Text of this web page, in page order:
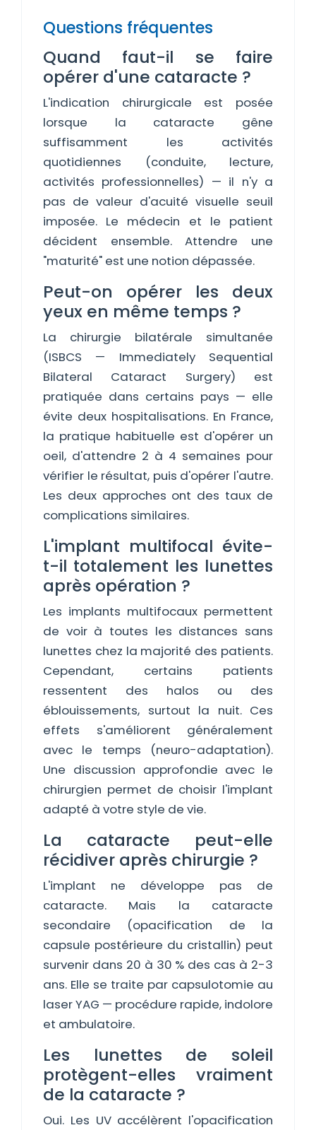
Questions fréquentes
Quand faut-il se faire
opérer d'une cataracte ?
L'indication chirurgicale est posée
lorsque la cataracte gêne
suffisamment les activités
quotidiennes (conduite, lecture,
activités professionnelles) — il n'y a
pas de valeur d'acuité visuelle seuil
imposée. Le médecin et le patient
décident ensemble. Attendre une
"maturité" est une notion dépassée.
Peut-on opérer les deux
yeux en même temps ?
La chirurgie bilatérale simultanée
(ISBCS — Immediately Sequential
Bilateral Cataract Surgery) est
pratiquée dans certains pays — elle
évite deux hospitalisations. En France,
la pratique habituelle est d'opérer un
oeil, d'attendre 2 à 4 semaines pour
vérifier le résultat, puis d'opérer l'autre.
Les deux approches ont des taux de
complications similaires.
L'implant multifocal évite-
t-il totalement les lunettes
après opération ?
Les implants multifocaux permettent
de voir à toutes les distances sans
lunettes chez la majorité des patients.
Cependant, certains patients
ressentent des halos ou des
éblouissements, surtout la nuit. Ces
effets s'améliorent généralement
avec le temps (neuro-adaptation).
Une discussion approfondie avec le
chirurgien permet de choisir l'implant
adapté à votre style de vie.
La cataracte peut-elle
récidiver après chirurgie ?
L'implant ne développe pas de
cataracte. Mais la cataracte
secondaire (opacification de la
capsule postérieure du cristallin) peut
survenir dans 20 à 30 % des cas à 2-3
ans. Elle se traite par capsulotomie au
laser YAG — procédure rapide, indolore
et ambulatoire.
Les lunettes de soleil
protègent-elles vraiment
de la cataracte ?
Oui. Les UV accélèrent l'opacification